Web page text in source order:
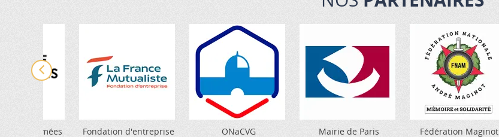
des Armées Fondation d'entreprise ONaCVG Mairie de Paris Fédération Maginot